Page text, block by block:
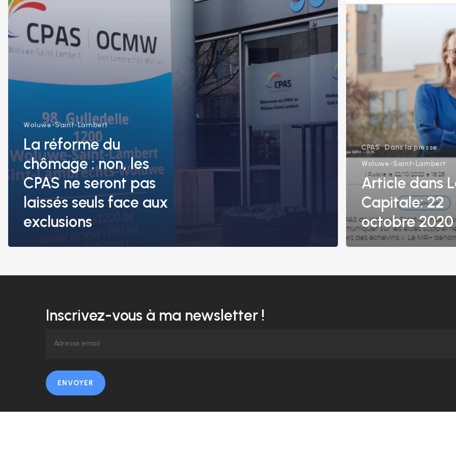
les
CPAS
ne
seront
pas
face
Woluwe-Saint-Lambert
La réforme du
chômage : non, les
CPAS ne seront pas
laissés seuls face aux
exclusions
2020
CPAS Dans la presse
Woluwe-Saint-Lambert
Article dans
Capitale: 22
octobre 2020
Inscrivez-vous à ma newsletter !
ENVOYER